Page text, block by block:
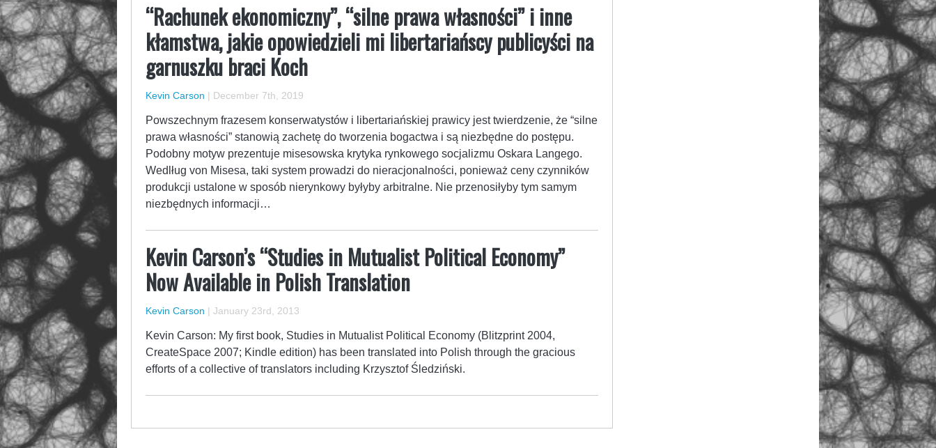
“Rachunek ekonomiczny”, “silne prawa własności” i inne
kłamstwa, jakie opowiedzieli mi libertariańscy publicyści na
garnuszku braci Koch
Kevin Carson | December 7th, 2019
Powszechnym frazesem konserwatystów i libertariańskiej prawicy jest twierdzenie, że “silne
prawa własności” stanowią zachetę do tworzenia bogactwa i są niezbędne do postępu.
Podobny motyw prezentuje misesowska krytyka rynkowego socjalizmu Oskara Langego.
Wedlług von Misesa, taki system prowadzi do nieracjonalności, ponieważ ceny czynników
produkcji ustalone w sposób nierynkowy byłyby arbitralne. Nie przenosiłyby tym samym
niezbędnych informacji…
Kevin Carson’s “Studies in Mutualist Political Economy”
Now Available in Polish Translation
Kevin Carson | January 23rd, 2013
Kevin Carson: My first book, Studies in Mutualist Political Economy (Blitzprint 2004,
CreateSpace 2007; Kindle edition) has been translated into Polish through the gracious
efforts of a collective of translators including Krzysztof Śledziński.